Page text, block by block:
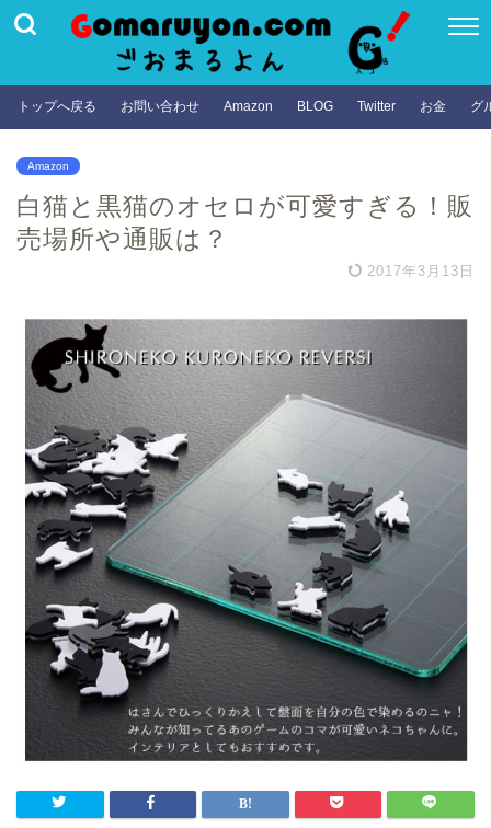
トップへ戻る お問い合わせ Amazon BLOG Twitter お金 グ
Amazon
白猫と黒猫のオセロが可愛すぎる！販
売場所や通販は？
2017年3月13日